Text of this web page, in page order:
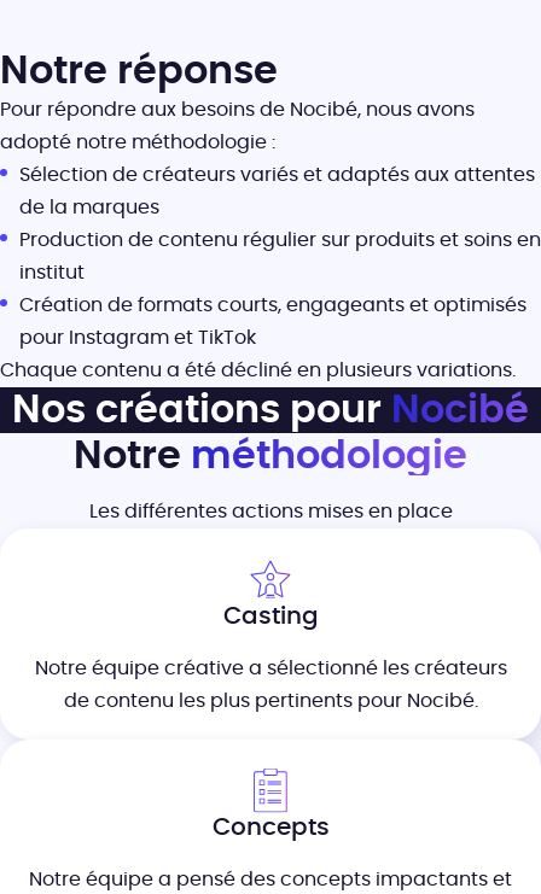
Notre réponse
Pour répondre aux besoins de Nocibé, nous avons
adopté notre méthodologie :
Sélection de créateurs variés et adaptés aux attentes
de la marques
Production de contenu régulier sur produits et soins en
institut
Création de formats courts, engageants et optimisés
pour Instagram et TikTok
Chaque contenu a été décliné en plusieurs variations.
Nos créations pour Nocibé
Nocibé
Notre méthodologie
Les différentes actions mises en place
Casting
Notre équipe créative a sélectionné les créateurs
de contenu les plus pertinents pour Nocibé.
Concepts
Notre équipe a pensé des concepts impactants et